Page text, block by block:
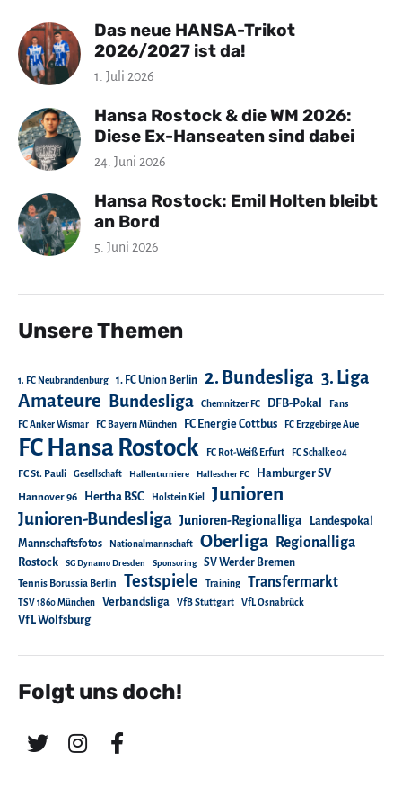
Das neue HANSA-Trikot
2026/2027 ist da!
1. Juli 2026
Hansa Rostock & die WM 2026:
Diese Ex-Hanseaten sind dabei
24. Juni 2026
Hansa Rostock: Emil Holten bleibt
an Bord
5. Juni 2026
Unsere Themen
1. FC Neubrandenburg 1. FC Union Berlin 2. Bundesliga 3. Liga
Amateure Bundesliga Chemnitzer FC DFB-Pokal Fans
FC Anker Wismar FC Bayern München FC Energie Cottbus FC Erzgebirge Aue
FC Hansa Rostock FC Rot-Weiß Erfurt FC Schalke 04
FC St. Pauli Gesellschaft Hallenturniere Hallescher FC Hamburger SV
Hannover 96 Hertha BSC Holstein Kiel Junioren
Junioren-Bundesliga Junioren-Regionalliga
Landespokal
Mannschaftsfotos
Nationalmannschaft Oberliga Regionalliga
Rostock SG Dynamo Dresden Sponsoring SV Werder Bremen
Tennis Borussia Berlin Testspiele Training Transfermarkt
TSV 1860 München Verbandsliga VfB Stuttgart VfL Osnabrück
VfL Wolfsburg
Folgt uns doch!